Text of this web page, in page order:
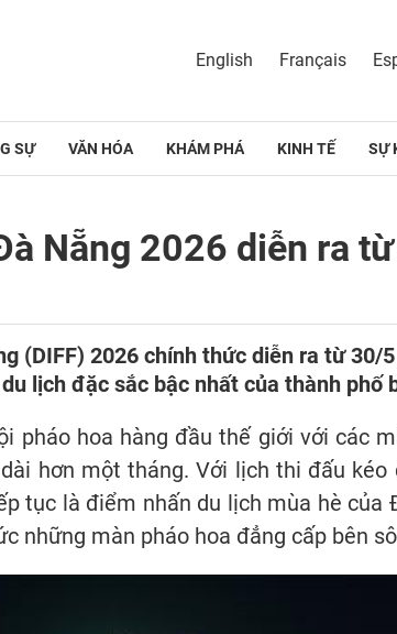
English Français
SỰ VĂN HÓA KHÁM PHÁ KINH TẾ SỰ
Nẵng 2026 diễn ra
(DIFF) 2026 chính thức diễn ra từ
lịch đặc sắc bậc nhất của thành phố
pháo hoa hàng đầu thế giới với các
hơn một tháng. Với lịch thi đấu
tục là điểm nhấn du lịch mùa hè
những màn pháo hoa đẳng cấp bên